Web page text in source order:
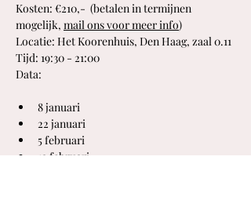
Kosten: €210,-  (betalen in termijnen
mogelijk, mail ons voor meer info)
Locatie: Het Koorenhuis, Den Haag, zaal 0.11
Tijd: 19:30 - 21:00
Data:
8 januari
22 januari
5 februari
19 februari